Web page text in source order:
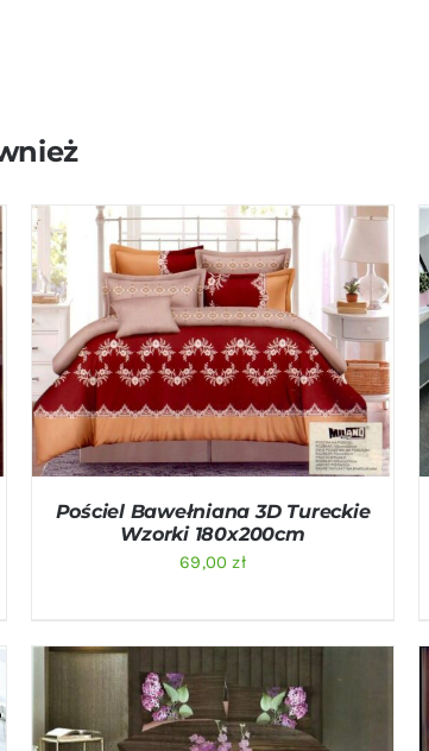
DODAJ DO KOSZYKA / QUICK VIEW
Pościel Bawełniana 3D Tureckie
Wzorki 180x200cm
69,00zł